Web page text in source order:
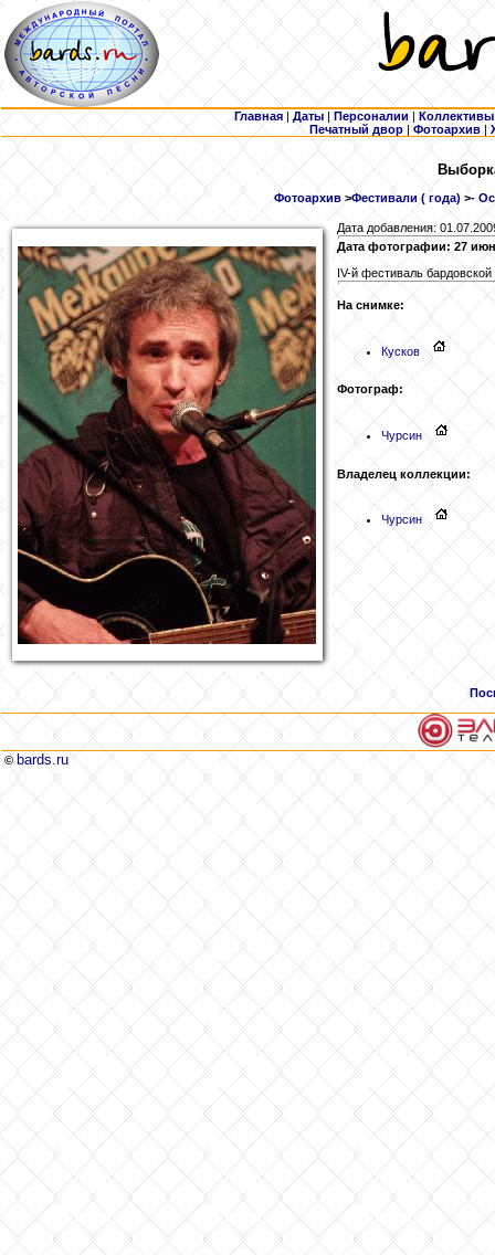
Главная | Даты | Персоналии | Коллективы
Печатный двор |Фотоархив |
Фотоархив >Фестивали ( года) >-
Дата добавления:
Дата фотографии: 27
IV-й фестиваль
На снимке:
Кусков
Фотограф:
Чурсин
Владелец коллекции:
Чурсин
© bards.ru